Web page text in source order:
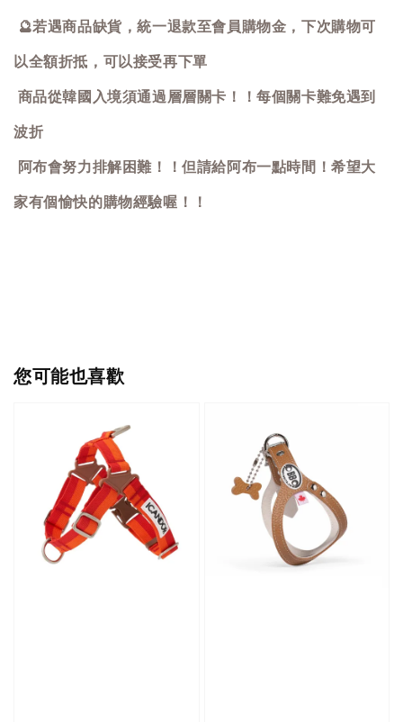
🔮若遇商品缺貨，統一退款至會員購物金，下次購物可
以全額折抵，可以接受再下單
商品從韓國入境須通過層層關卡！！每個關卡難免遇到
波折
阿布會努力排解困難！！但請給阿布一點時間！希望大
家有個愉快的購物經驗喔！！
您可能也喜歡